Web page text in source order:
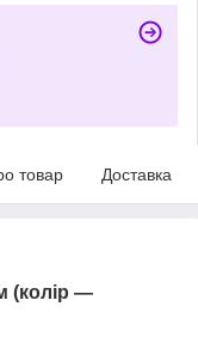
товар Доставка
(колір —